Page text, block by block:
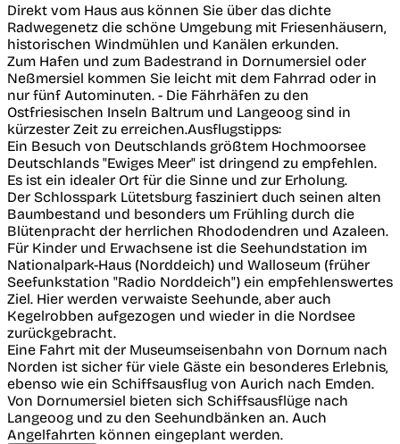
Direkt vom Haus aus können Sie über das dichte
Radwegenetz die schöne Umgebung mit Friesenhäusern,
historischen Windmühlen und Kanälen erkunden.
Zum Hafen und zum Badestrand in Dornumersiel oder
Neßmersiel kommen Sie leicht mit dem Fahrrad oder in
nur fünf Autominuten. - Die Fährhäfen zu den
Ostfriesischen Inseln Baltrum und Langeoog sind in
kürzester Zeit zu erreichen.Ausflugstipps:
Ein Besuch von Deutschlands größtem Hochmoorsee
Deutschlands "Ewiges Meer" ist dringend zu empfehlen.
Es ist ein idealer Ort für die Sinne und zur Erholung.
Der Schlosspark Lütetsburg fasziniert duch seinen alten
Baumbestand und besonders um Frühling durch die
Blütenpracht der herrlichen Rhododendren und Azaleen.
Für Kinder und Erwachsene ist die Seehundstation im
Nationalpark-Haus (Norddeich) und Walloseum (früher
Seefunkstation "Radio Norddeich") ein empfehlenswertes
Ziel. Hier werden verwaiste Seehunde, aber auch
Kegelrobben aufgezogen und wieder in die Nordsee
zurückgebracht.
Eine Fahrt mit der Museumseisenbahn von Dornum nach
Norden ist sicher für viele Gäste ein besonderes Erlebnis,
ebenso wie ein Schiffsausflug von Aurich nach Emden.
Von Dornumersiel bieten sich Schiffsausflüge nach
Langeoog und zu den Seehundbänken an. Auch
Angelfahrten können eingeplant werden.